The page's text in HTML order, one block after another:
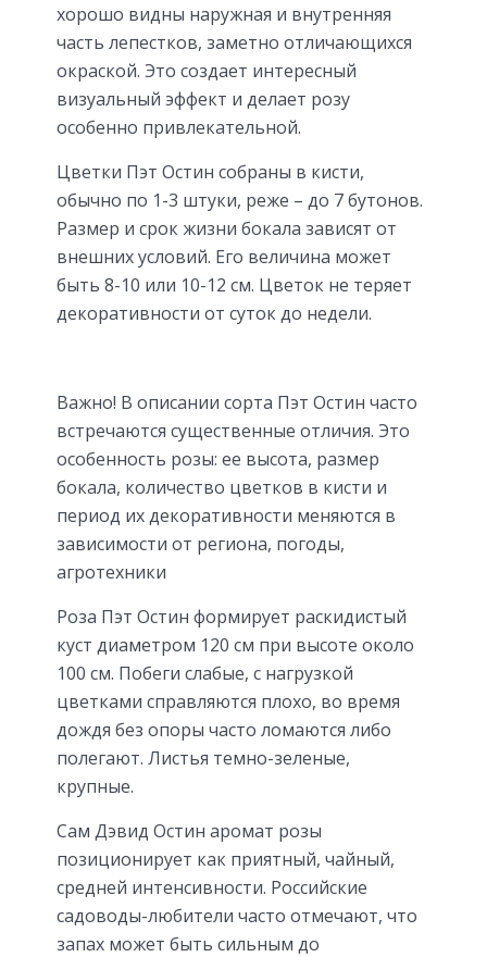
хорошо видны наружная и внутренняя
часть лепестков, заметно отличающихся
окраской. Это создает интересный
визуальный эффект и делает розу
особенно привлекательной.
Цветки Пэт Остин собраны в кисти,
обычно по 1-3 штуки, реже – до 7 бутонов.
Размер и срок жизни бокала зависят от
внешних условий. Его величина может
быть 8-10 или 10-12 см. Цветок не теряет
декоративности от суток до недели.
Важно! В описании сорта Пэт Остин часто
встречаются существенные отличия. Это
особенность розы: ее высота, размер
бокала, количество цветков в кисти и
период их декоративности меняются в
зависимости от региона, погоды,
агротехники
Роза Пэт Остин формирует раскидистый
куст диаметром 120 см при высоте около
100 см. Побеги слабые, с нагрузкой
цветками справляются плохо, во время
дождя без опоры часто ломаются либо
полегают. Листья темно-зеленые,
крупные.
Сам Дэвид Остин аромат розы
позиционирует как приятный, чайный,
средней интенсивности. Российские
садоводы-любители часто отмечают, что
запах может быть сильным до